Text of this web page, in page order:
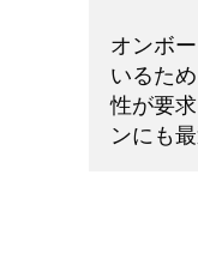
オンボ
いるた
性が要
ンにも最